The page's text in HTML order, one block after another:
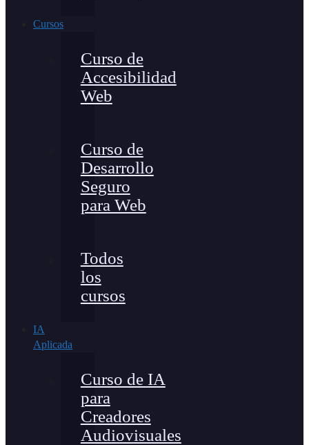
Cursos
Curso de
Accesibilidad
Web
Curso de
Desarrollo
Seguro
para Web
Todos
los
cursos
IA
Aplicada
Curso de IA
para
Creadores
Audiovisuales